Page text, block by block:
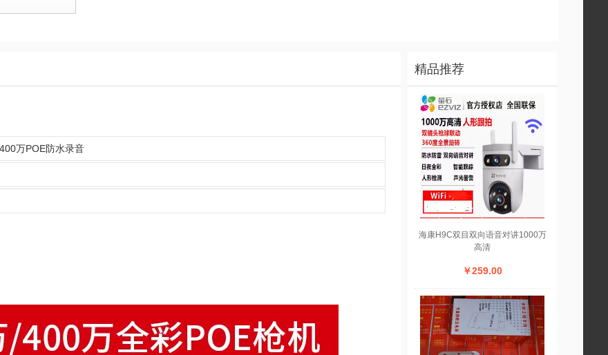
万POE防水录音
精品推荐
海康H9C双目双向语音对讲1000万
高清
￥259.00